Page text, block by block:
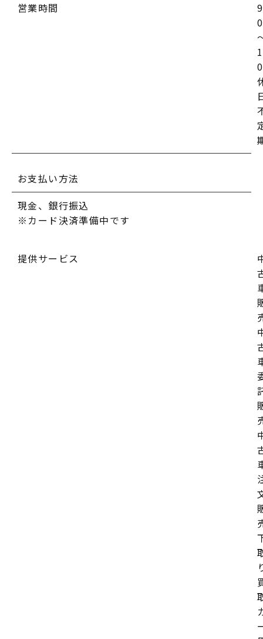
営業時間
お支払い方法
現金、銀行振込
※カード決済準備中です
提供サービス